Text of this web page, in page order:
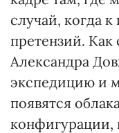
случай, когда
претензий.
Александра
экспедицию и
появятся
конфигурации,